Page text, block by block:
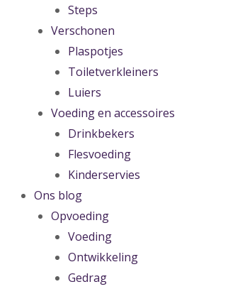
Steps
Verschonen
Plaspotjes
Toiletverkleiners
Luiers
Voeding en accessoires
Drinkbekers
Flesvoeding
Kinderservies
Ons blog
Opvoeding
Voeding
Ontwikkeling
Gedrag